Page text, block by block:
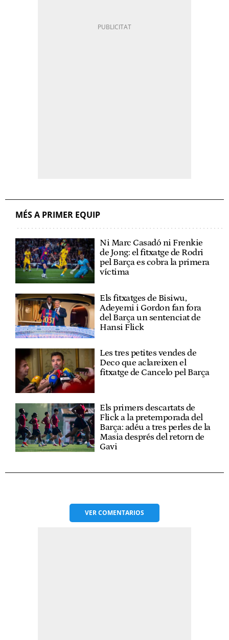
MÉS A PRIMER EQUIP
Ni Marc Casadó ni Frenkie
de Jong: el fitxatge de Rodri
pel Barça es cobra la primera
víctima
Els fitxatges de Bisiwu,
Adeyemi i Gordon fan fora
del Barça un sentenciat de
Hansi Flick
Les tres petites vendes de
Deco que aclareixen el
fitxatge de Cancelo pel Barça
Els primers descartats de
Flick a la pretemporada del
Barça: adéu a tres perles de la
Masia després del retorn de
Gavi
VERCOMENTARIOS